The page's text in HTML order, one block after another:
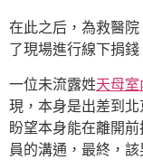
在此之后，為救醫
了現場進行線下捐錢
一位未流露姓天母
現，本身是出差到
盼望本身能在離開前
員的溝通，最終，